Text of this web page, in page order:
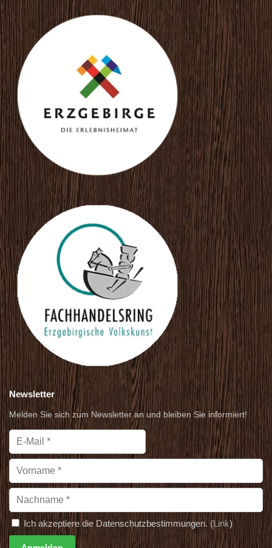
Newsletter
Melden Sie sich zum Newsletter an und bleiben Sie informiert!
Ich akzeptiere die Datenschutzbestimmungen. (Link)